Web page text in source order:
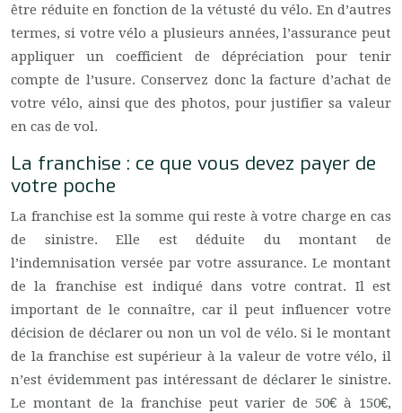
être réduite en fonction de la vétusté du vélo. En d’autres
termes, si votre vélo a plusieurs années, l’assurance peut
appliquer un coefficient de dépréciation pour tenir
compte de l’usure. Conservez donc la facture d’achat de
votre vélo, ainsi que des photos, pour justifier sa valeur
en cas de vol.
La franchise : ce que vous devez payer de
votre poche
La franchise est la somme qui reste à votre charge en cas
de sinistre. Elle est déduite du montant de
l’indemnisation versée par votre assurance. Le montant
de la franchise est indiqué dans votre contrat. Il est
important de le connaître, car il peut influencer votre
décision de déclarer ou non un vol de vélo. Si le montant
de la franchise est supérieur à la valeur de votre vélo, il
n’est évidemment pas intéressant de déclarer le sinistre.
Le montant de la franchise peut varier de 50€ à 150€,